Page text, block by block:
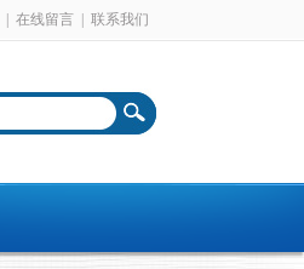
在线留言 联系我们